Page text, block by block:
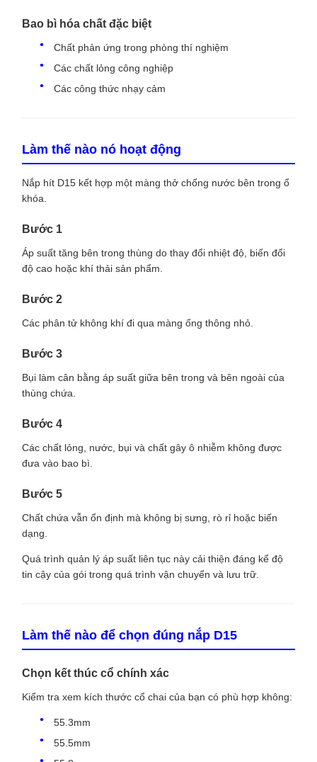
Bao bì hóa chất đặc biệt
Chất phản ứng trong phòng thí nghiệm
Các chất lỏng công nghiệp
Các công thức nhạy cảm
Làm thế nào nó hoạt động
Nắp hít D15 kết hợp một màng thở chống nước bên trong ổ
khóa.
Bước 1
Áp suất tăng bên trong thùng do thay đổi nhiệt độ, biến đổi
độ cao hoặc khí thải sản phẩm.
Bước 2
Các phân tử không khí đi qua màng ống thông nhỏ.
Bước 3
Bụi làm cân bằng áp suất giữa bên trong và bên ngoài của
thùng chứa.
Bước 4
Các chất lỏng, nước, bụi và chất gây ô nhiễm không được
đưa vào bao bì.
Bước 5
Chất chứa vẫn ổn định mà không bị sưng, rò rỉ hoặc biến
dạng.
Quá trình quản lý áp suất liên tục này cải thiện đáng kể độ
tin cậy của gói trong quá trình vận chuyển và lưu trữ.
Làm thế nào để chọn đúng nắp D15
Chọn kết thúc cổ chính xác
Kiểm tra xem kích thước cổ chai của bạn có phù hợp không:
55.3mm
55.5mm